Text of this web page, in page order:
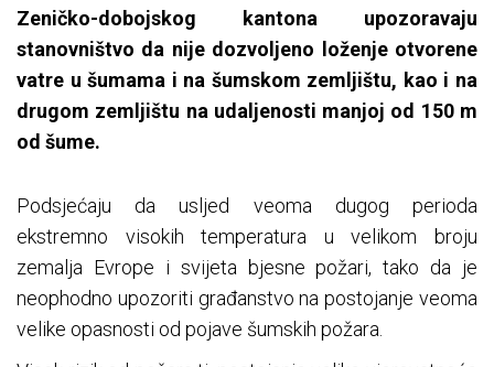
Zeničko-dobojskog kantona upozoravaju
stanovništvo da nije dozvoljeno loženje otvorene
vatre u šumama i na šumskom zemljištu, kao i na
drugom zemljištu na udaljenosti manjoj od 150 m
od šume.
Podsjećaju da usljed veoma dugog perioda
ekstremno visokih temperatura u velikom broju
zemalja Evrope i svijeta bjesne požari, tako da je
neophodno upozoriti građanstvo na postojanje veoma
velike opasnosti od pojave šumskih požara.